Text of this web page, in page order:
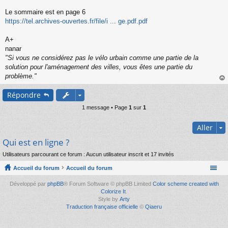
s
g
n
o
n
u
Le sommaire est en page 6
https://tel.archives-ouvertes.fr/file/i ... ge.pdf.pdf
A+
nanar
"Si vous ne considérez pas le vélo urbain comme une partie de la
solution pour l'aménagement des villes, vous êtes une partie du
problème."
au
Répondre
1 message • Page 1 sur 1
Aller
Qui est en ligne ?
Utilisateurs parcourant ce forum : Aucun utilisateur inscrit et 17 invités
Accueil du forum Accueil du forum
Développé par phpBB® Forum Software © phpBB Limited Color scheme created with
Colorize It
Style by Arty
Traduction française officielle © Qiaeru